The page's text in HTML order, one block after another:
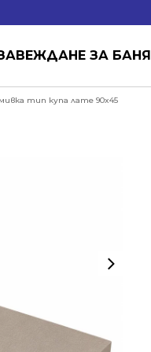
ЗА БАНЯ
тип купа лате 90x45